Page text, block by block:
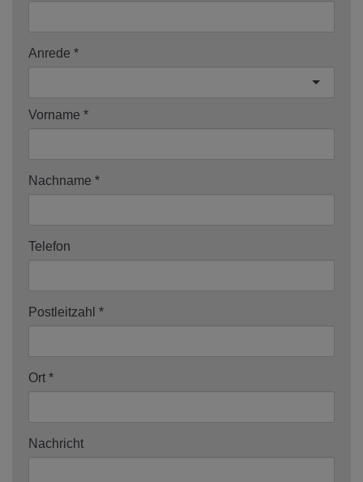
Anrede
Vorname
Nachname
Telefon
Postleitzahl
Ort
Nachricht